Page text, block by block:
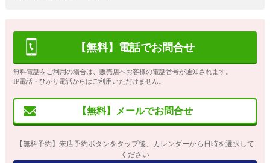
【無料】電話でお問合せ
無料電話をご利用の場合は、販売店へお客様の電話番号が通知されます。
IP電話・ひかり電話からはご利用いただけません。
【無料】メールでお問合せ
【無料予約】来店予約ボタンをタップ後、カレンダーから日時を選択して
ください